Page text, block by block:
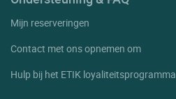
Mijn reserveringen
Contact met ons opnemen om
Hulp bij het ETIK loyaliteitsprogramma